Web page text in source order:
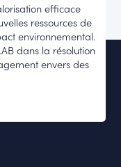
efficace
ressources de
environnemental.
dans la résolution
envers des